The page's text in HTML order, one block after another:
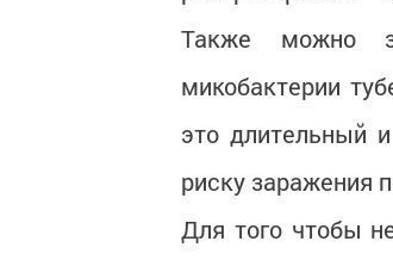
Также можно
микобактерии
это длительный
риску заражения
Для того чтобы